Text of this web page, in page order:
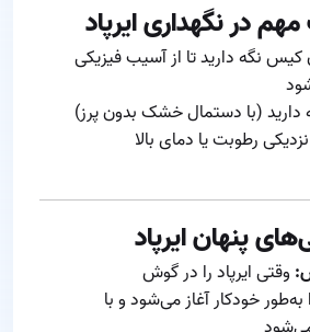
کیس نگه دارید تا از آسیب فیزیکی
دارید (با دستمال خشک بدون پرز)
رطوبت یا دمای بالا
وقتی ایرپاد را در گوش
خودکار آغاز می‌شود و با